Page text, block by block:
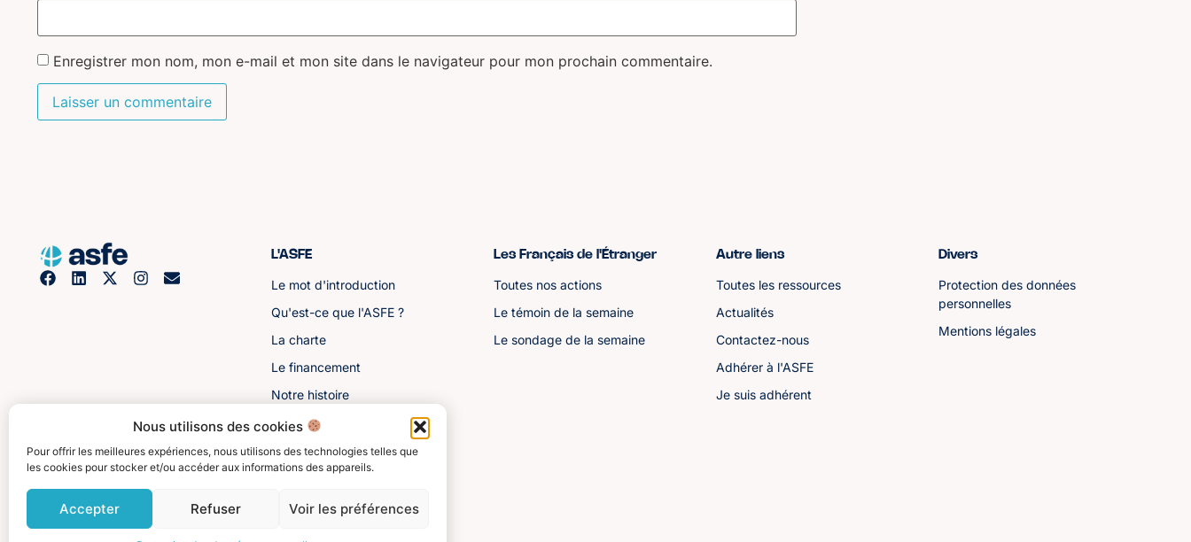
Nous utilisons des cookies
Pour offrir les meilleures expériences, nous utilisons des technologies telles que
les cookies pour stocker et/ou accéder aux informations des appareils.
Accepter Refuser Voir les préférences
Enregistrer mon nom, mon e-mail et mon site dans le navigateur pour mon prochain commentaire.
L'ASFE
Le mot d'introduction
Qu'est-ce que l'ASFE ?
La charte
Le financement
Notre histoire
Les sénateurs
Les Français de l'Étranger
Toutes nos actions
Le témoin de la semaine
Le sondage de la semaine
Autre liens
Toutes les ressources
Actualités
Contactez-nous
Adhérer à l'ASFE
Je suis adhérent
Divers
Protection des données
personnelles
Mentions légales